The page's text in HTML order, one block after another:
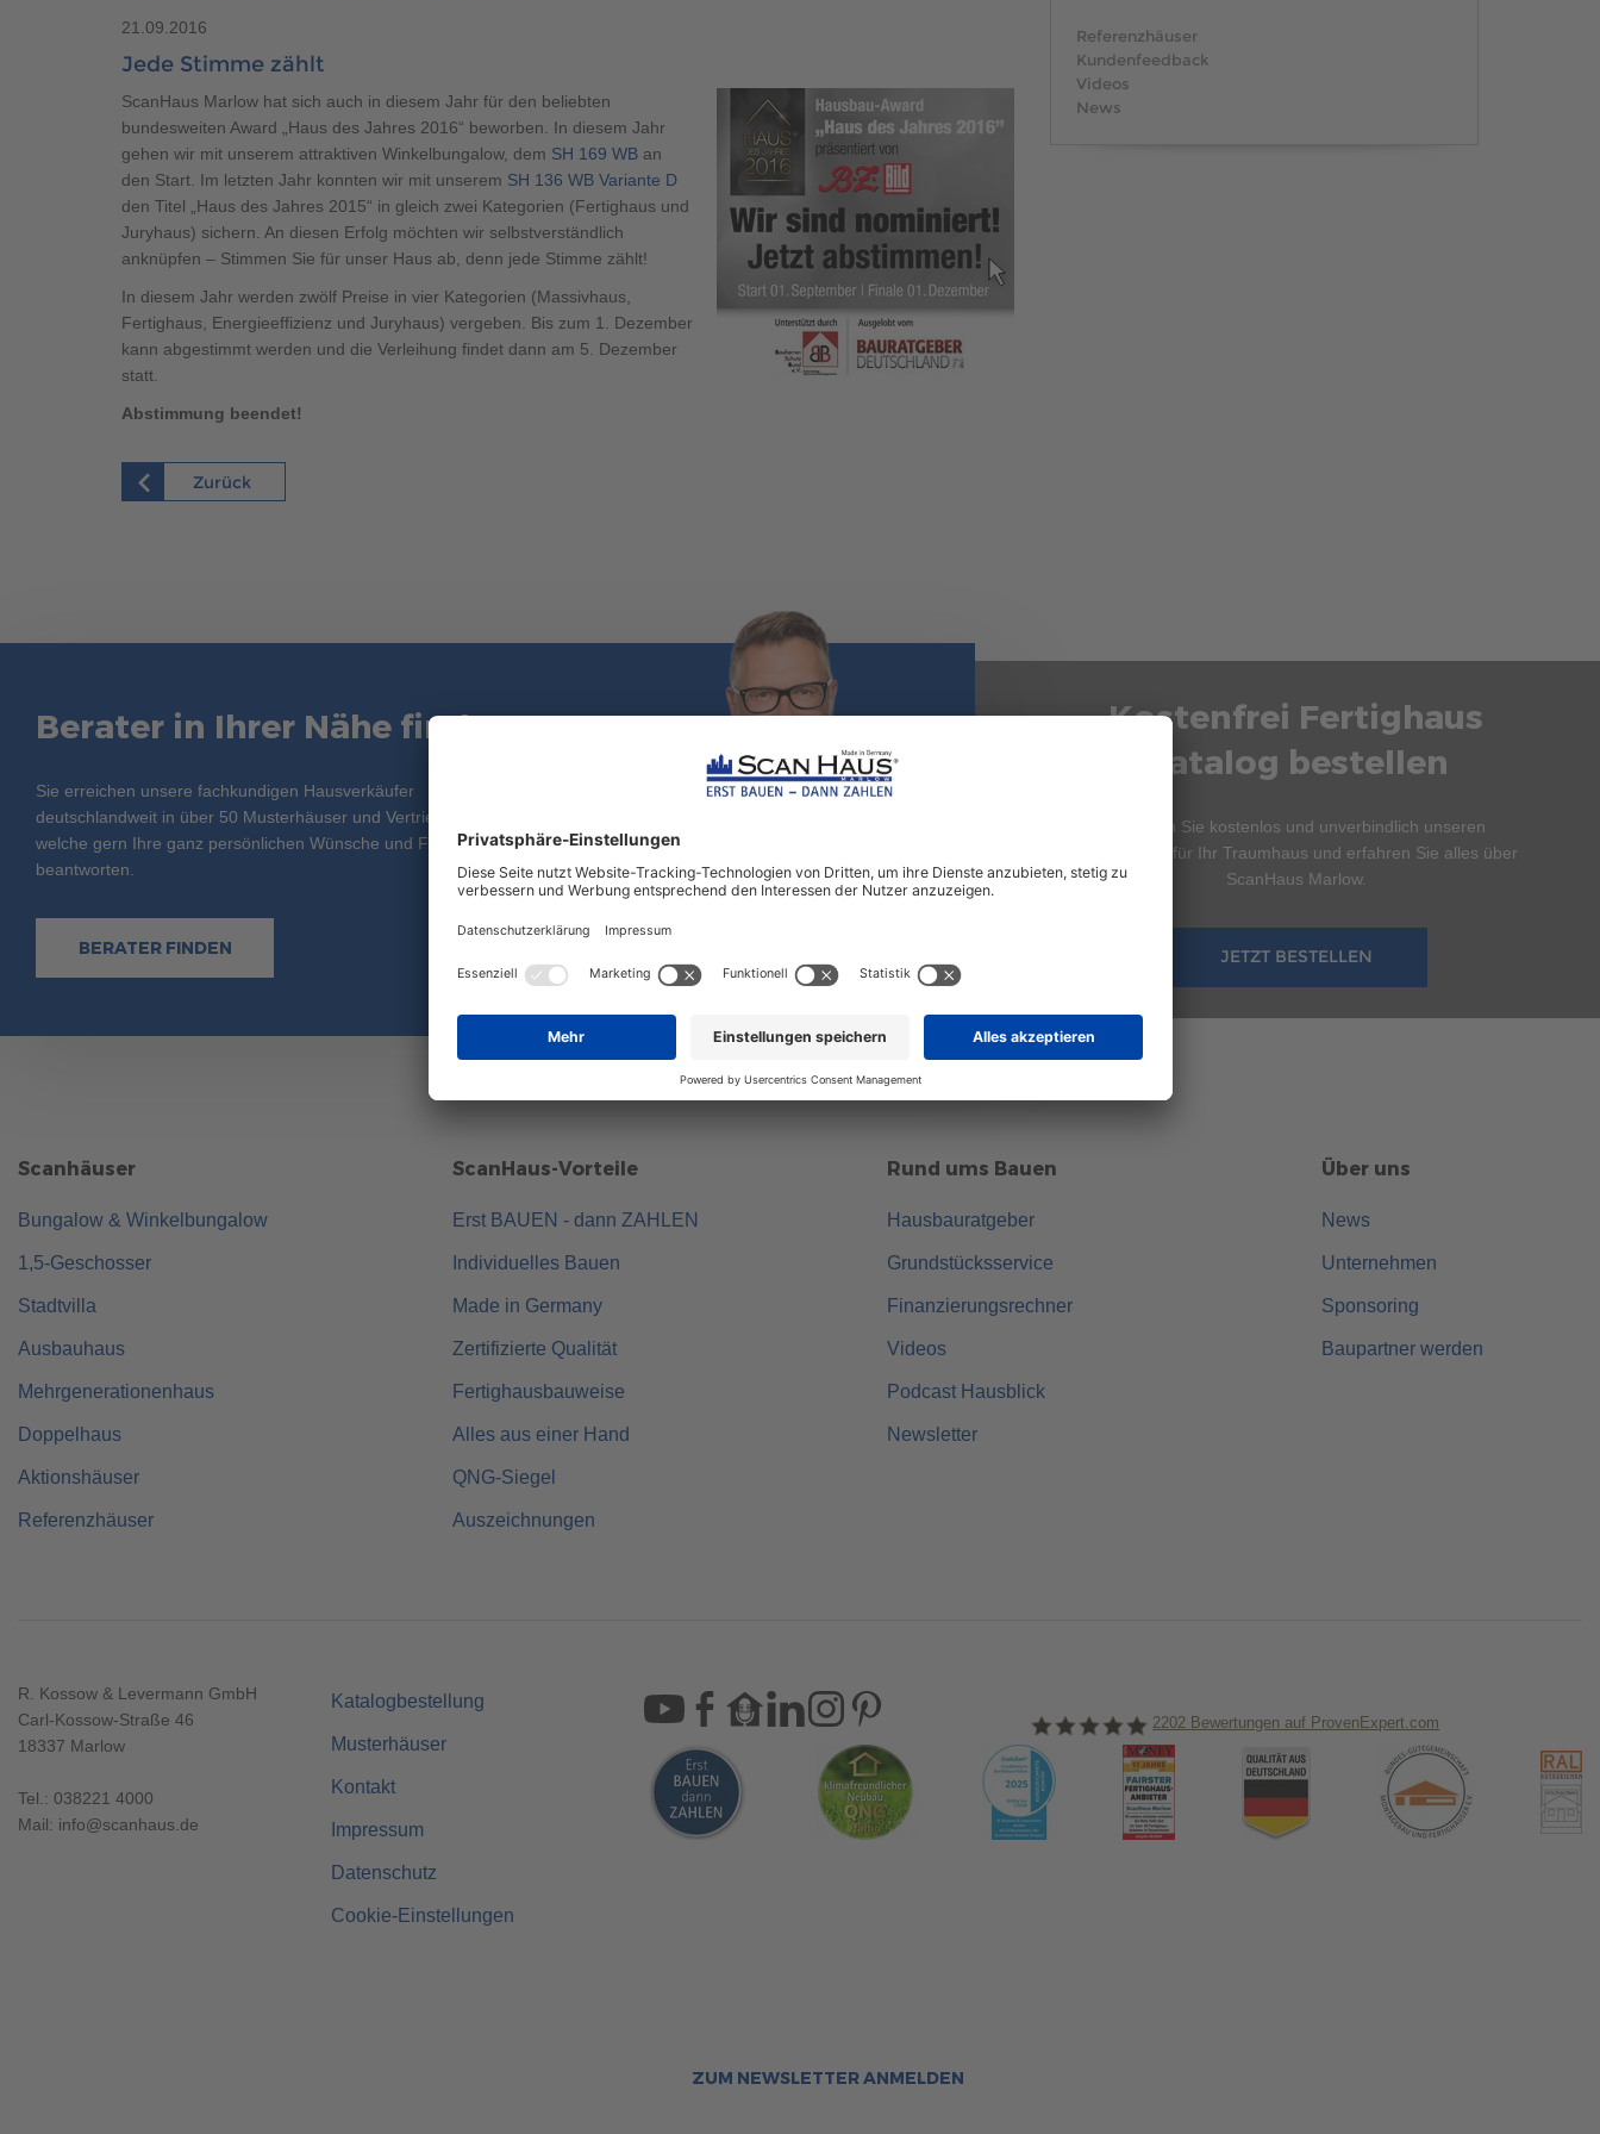
Brauchen Sie Hilfe?
Auszeichnungen
Brauchen Sie Hilfe? 038221 400 500
Brauchen Sie Hilfe?
21.09.2016
Jede Stimme zählt
ScanHaus Marlow hat sich auch in diesem Jahr für den beliebten
bundesweiten Award „Haus des Jahres 2016“ beworben. In diesem Jahr
gehen wir mit unserem attraktiven Winkelbungalow, dem SH 169 WB an
den Start. Im letzten Jahr konnten wir mit unserem SH 136 WB Variante D
den Titel „Haus des Jahres 2015“ in gleich zwei Kategorien (Fertighaus und
Juryhaus) sichern. An diesen Erfolg möchten wir selbstverständlich
anknüpfen – Stimmen Sie für unser Haus ab, denn jede Stimme zählt!
In diesem Jahr werden zwölf Preise in vier Kategorien (Massivhaus,
Fertighaus, Energieeffizienz und Juryhaus) vergeben. Bis zum 1. Dezember
kann abgestimmt werden und die Verleihung findet dann am 5. Dezember
statt.
Abstimmung beendet!
Zurück
Referenzhäuser
Kundenfeedback
Videos
News
Berater in Ihrer Nähe finden
Sie erreichen unsere fachkundigen Hausverkäufer
deutschlandweit in über 50 Musterhäuser und Vertriebsbüros,
welche gern Ihre ganz persönlichen Wünsche und Fragen
beantworten.
BERATER FINDEN
Kostenfrei Fertighaus
Katalog bestellen
Bestellen Sie kostenlos und unverbindlich unseren
Hauskatalog für Ihr Traumhaus und erfahren Sie alles über
ScanHaus Marlow.
JETZT BESTELLEN
Scanhäuser
Bungalow & Winkelbungalow
1,5-Geschosser
Stadtvilla
Ausbauhaus
Mehrgenerationenhaus
Doppelhaus
Aktionshäuser
Referenzhäuser
ScanHaus-Vorteile
Erst BAUEN - dann ZAHLEN
Individuelles Bauen
Made in Germany
Zertifizierte Qualität
Fertighausbauweise
Alles aus einer Hand
QNG-Siegel
Auszeichnungen
Rund ums Bauen
Hausbauratgeber
Grundstücksservice
Finanzierungsrechner
Videos
Podcast Hausblick
Newsletter
Über uns
News
Unternehmen
Sponsoring
Baupartner werden
R. Kossow & Levermann GmbH
Carl-Kossow-Straße 46
18337 Marlow
Tel.: 038221 4000
Mail: info@scanhaus.de
Katalogbestellung
Musterhäuser
Kontakt
Impressum
Datenschutz
Cookie-Einstellungen
ScanHaus Marlow
2202 Bewertungen auf ProvenExpert.com
ZUM NEWSLETTER ANMELDEN